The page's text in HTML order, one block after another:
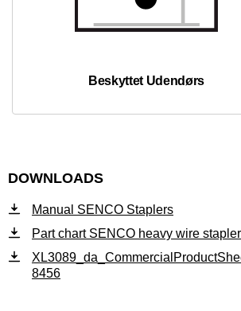
Beskyttet Udendørs
DOWNLOADS
Manual SENCO Staplers
Part chart SENCO heavy wire
8456